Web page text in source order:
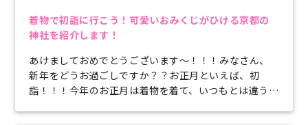
着物で初詣に行こう！可愛いおみくじがひける京都の
神社を紹介します！
あけましておめでとうございます〜！！！みなさん、
新年をどうお過ごしですか？？お正月といえば、初
詣！！！今年のお正月は着物を着て、いつもとは違う経